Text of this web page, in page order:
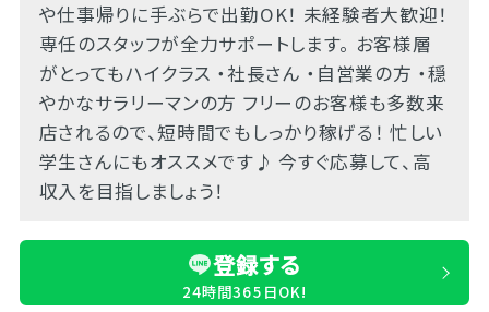
や仕事帰りに手ぶらで出勤OK！ 未経験者大歓迎！
専任のスタッフが全力サポートします。 お客様層
がとってもハイクラス ・社長さん ・自営業の方 ・穏
やかなサラリーマンの方 フリーのお客様も多数来
店されるので、短時間でもしっかり稼げる！ 忙しい
学生さんにもオススメです♪ 今すぐ応募して、高
収入を目指しましょう！
登録する
24時間365日OK!